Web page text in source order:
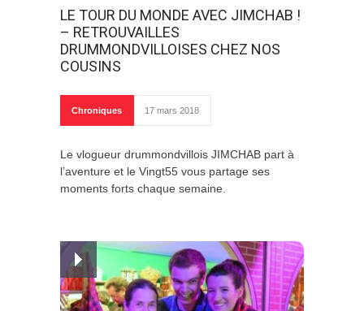
LE TOUR DU MONDE AVEC JIMCHAB !
– RETROUVAILLES
DRUMMONDVILLOISES CHEZ NOS
COUSINS
Chroniques 17 mars 2018
Le vlogueur drummondvillois JIMCHAB part à
l’aventure et le Vingt55 vous partage ses
moments forts chaque semaine.